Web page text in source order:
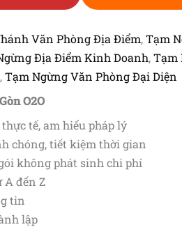
Văn Phòng Địa Điểm,Tạm
Địa Điểm Kinh Doanh,Tạm
,Tạm Ngừng Văn Phòng Đại Diện
O2O
tế, am hiểu pháp lý
chóng, tiết kiệm thời gian
không phát sinh chi phí
đến Z
tin
lập